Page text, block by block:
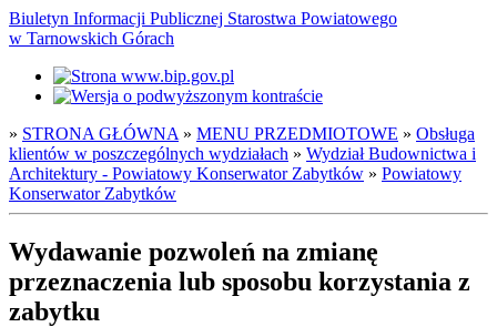
Biuletyn Informacji Publicznej Starostwa Powiatowego
w Tarnowskich Górach
» STRONA GŁÓWNA » MENU PRZEDMIOTOWE » Obsługa
klientów w poszczególnych wydziałach » Wydział Budownictwa i
Architektury - Powiatowy Konserwator Zabytków » Powiatowy
Konserwator Zabytków
Wydawanie pozwoleń na zmianę
przeznaczenia lub sposobu korzystania z
zabytku